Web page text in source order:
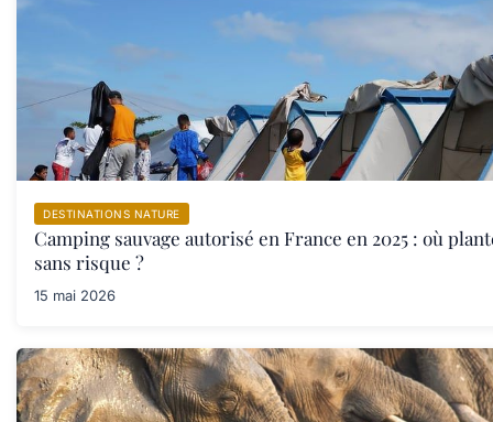
DESTINATIONS NATURE
Camping sauvage autorisé en France en 2025 : où
sans risque ?
15 mai 2026